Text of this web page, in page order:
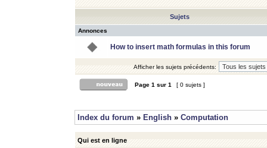
Sujets
Annonces
How to insert math formulas in this forum
Afficher les sujets précédents:
Page 1 sur 1 [ 0 sujets ]
Index du forum » English » Computation
Qui est en ligne